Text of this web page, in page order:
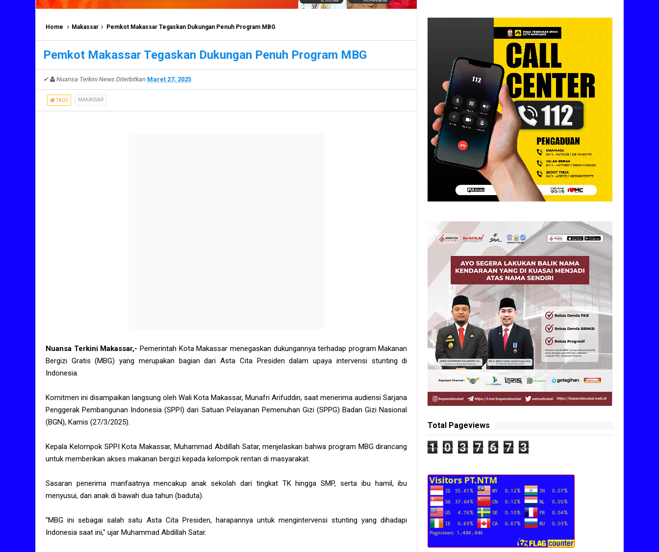
Home Makassar Pemkot Makassar Tegaskan Dukungan Penuh Program MBG
Pemkot Makassar Tegaskan Dukungan Penuh Program MBG
✔ Nuansa Terkini News Diterbitkan Maret 27, 2025
TAGS MAKASSAR
Nuansa Terkini Makassar,- Pemerintah Kota Makassar menegaskan dukungannya terhadap program Makanan
Bergizi Gratis (MBG) yang merupakan bagian dari Asta Cita Presiden dalam upaya intervensi stunting di
Indonesia.
Komitmen ini disampaikan langsung oleh Wali Kota Makassar, Munafri Arifuddin, saat menerima audiensi Sarjana
Penggerak Pembangunan Indonesia (SPPI) dari Satuan Pelayanan Pemenuhan Gizi (SPPG) Badan Gizi Nasional
(BGN), Kamis (27/3/2025).
Kepala Kelompok SPPI Kota Makassar, Muhammad Abdillah Satar, menjelaskan bahwa program MBG dirancang
untuk memberikan akses makanan bergizi kepada kelompok rentan di masyarakat.
Sasaran penerima manfaatnya mencakup anak sekolah dari tingkat TK hingga SMP, serta ibu hamil, ibu
menyusui, dan anak di bawah dua tahun (baduta).
"MBG ini sebagai salah satu Asta Cita Presiden, harapannya untuk mengintervensi stunting yang dihadapi
Indonesia saat ini," ujar Muhammad Abdillah Satar.
Total Pageviews
1 0 3 7 6 7 3